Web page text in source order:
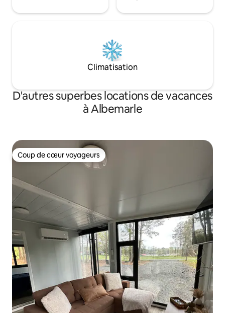
Climatisation
D'autres superbes locations de vacances
à Albemarle
Coup de cœur voyageurs
Coup de cœur voyageurs